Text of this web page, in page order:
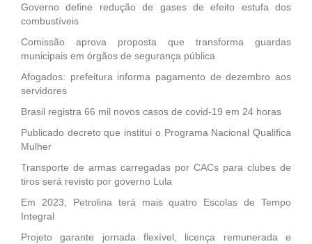
Governo define redução de gases de efeito estufa dos
combustíveis
Comissão aprova proposta que transforma guardas
municipais em órgãos de segurança pública
Afogados: prefeitura informa pagamento de dezembro aos
servidores
Brasil registra 66 mil novos casos de covid-19 em 24 horas
Publicado decreto que institui o Programa Nacional Qualifica
Mulher
Transporte de armas carregadas por CACs para clubes de
tiros será revisto por governo Lula
Em 2023, Petrolina terá mais quatro Escolas de Tempo
Integral
Projeto garante jornada flexível, licença remunerada e